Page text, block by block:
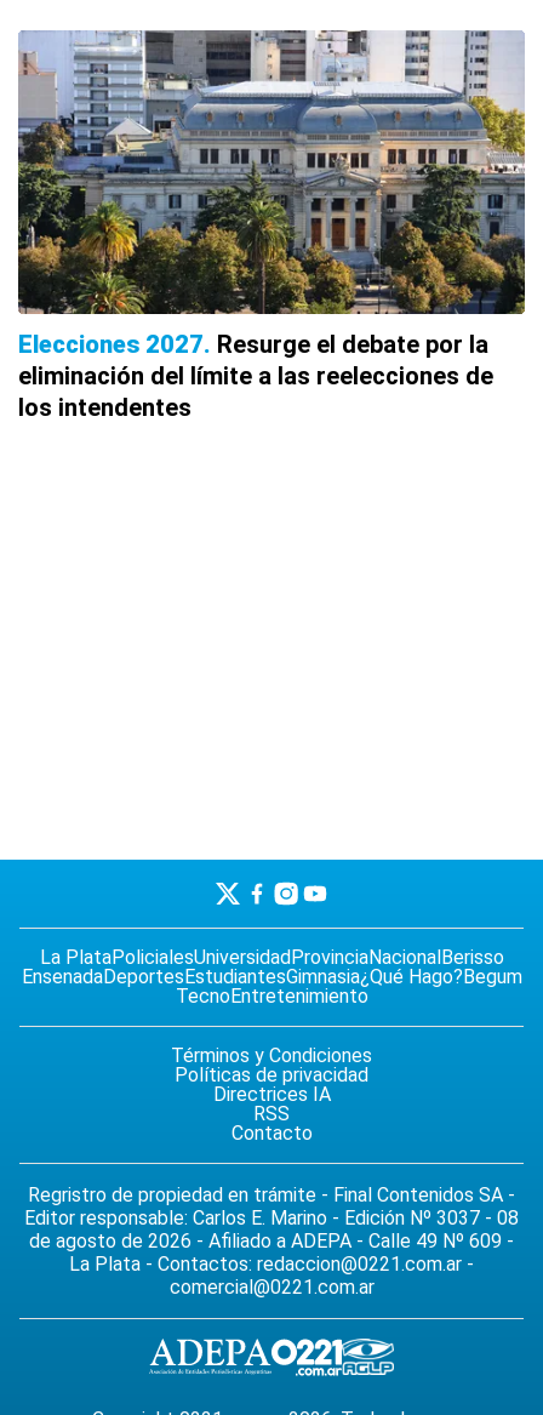
Elecciones 2027 Resurge el debate por la
eliminación del límite a las reelecciones de
los intendentes
La PlataPolicialesUniversidadProvinciaNacionalBerisso
EnsenadaDeportesEstudiantesGimnasia¿Qué Hago?Begum
TecnoEntretenimiento
Términos y Condiciones
Políticas de privacidad
Directrices IA
RSS
Contacto
Regristro de propiedad en trámite - Final Contenidos SA -
Editor responsable: Carlos E. Marino - Edición Nº 3037 - 08
de agosto de 2026 - Afiliado a ADEPA - Calle 49 Nº 609 -
La Plata - Contactos: redaccion@0221.com.ar -
comercial@0221.com.ar